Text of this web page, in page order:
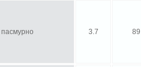
пасмурно 3.7 89